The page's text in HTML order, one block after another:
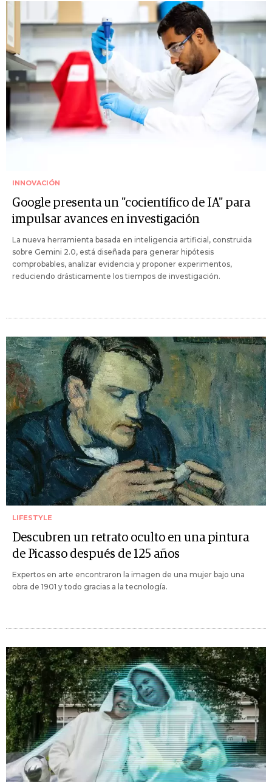
INNOVACIÓN
Google presenta un "cocientífico de IA" para
impulsar avances en investigación
La nueva herramienta basada en inteligencia artificial, construida
sobre Gemini 2.0, está diseñada para generar hipótesis
comprobables, analizar evidencia y proponer experimentos,
reduciendo drásticamente los tiempos de investigación.
LIFESTYLE
Descubren un retrato oculto en una pintura
de Picasso después de 125 años
Expertos en arte encontraron la imagen de una mujer bajo una
obra de 1901 y todo gracias a la tecnología.